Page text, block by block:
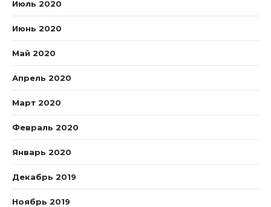
Июль 2020
Июнь 2020
Май 2020
Апрель 2020
Март 2020
Февраль 2020
Январь 2020
Декабрь 2019
Ноябрь 2019